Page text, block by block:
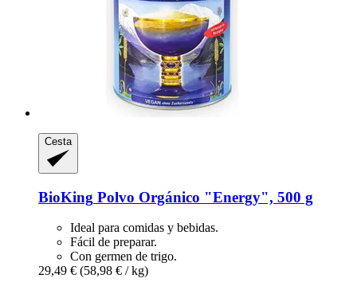
Cesta
BioKing Polvo Orgánico "Energy", 500 g
Ideal para comidas y bebidas.
Fácil de preparar.
Con germen de trigo.
29,49 € (58,98 € / kg)